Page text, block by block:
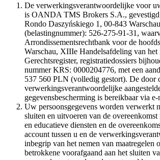
De verwerkingsverantwoordelijke voor
is OANDA TMS Brokers S.A., gevestigd
Rondo Daszyńskiego 1, 00-843
(belastingnummer): 526-275-91-31,
Arrondissementsrechtbank voor de
Warschau, XIIIe Handelsafdeling van het
Gerechtsregister, registratiedossiers
nummer KRS: 0000204776, met een
537 560 PLN (volledig gestort). De door
verwerkingsverantwoordelijke
gegevensbescherming is bereikbaar via e-
Uw persoonsgegevens worden verwerkt
sluiten en uitvoeren van de
en educatieve diensten en de
account tussen u en de
inbegrip van het nemen van maatregelen
betrokkene voorafgaand aan het sluiten